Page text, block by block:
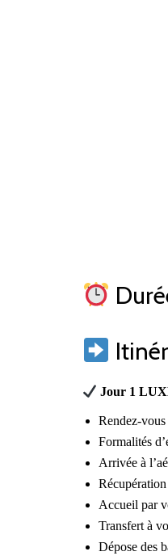
Jour 1
Rendez-vous
Formalités
Arrivée à
Accueil par
Transfert à
Dépose des